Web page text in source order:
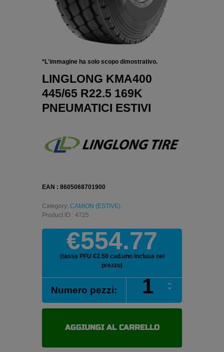
*L'immagine ha solo scopo dimostrativo.
LINGLONG KMA400
445/65 R22.5 169K
PNEUMATICI ESTIVI
EAN : 8605068701900
Category: CAMION (ESTIVE).
Product ID : 4725
€554.77
(tassa PFU €2.50 cad.uno inclusa nel
prezzo)
Numero pezzi:
LINGLONG
KMA400
445/65
169K
AGGIUNGI AL CARRELLO